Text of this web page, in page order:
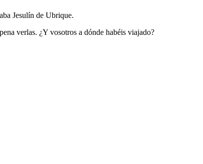
Jesulín de Ubrique.
verlas. ¿Y vosotros a dónde habéis viajado?